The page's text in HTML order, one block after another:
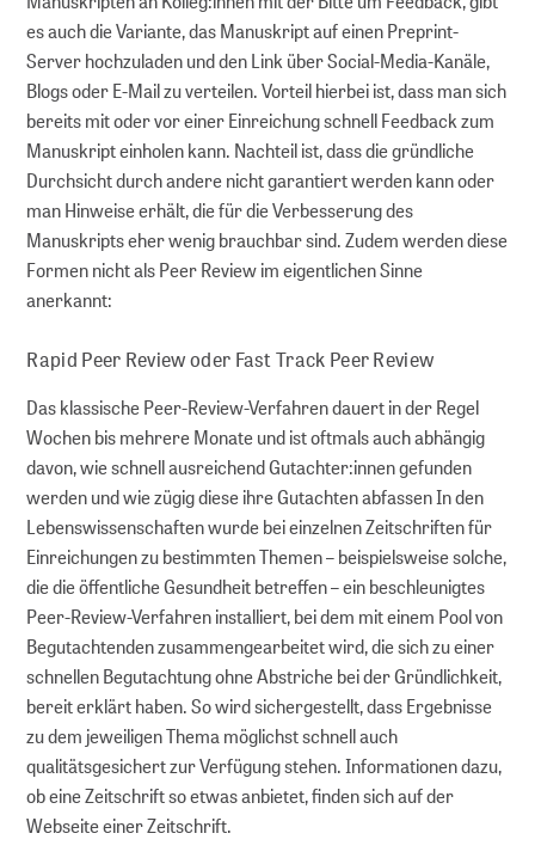
es auch die Variante, das Manuskript auf einen Preprint-
Server hochzuladen und den Link über Social-Media-Kanäle,
Blogs oder E-Mail zu verteilen. Vorteil hierbei ist, dass man sich
bereits mit oder vor einer Einreichung schnell Feedback zum
Manuskript einholen kann. Nachteil ist, dass die gründliche
Durchsicht durch andere nicht garantiert werden kann oder
man Hinweise erhält, die für die Verbesserung des
Manuskripts eher wenig brauchbar sind. Zudem werden diese
Formen nicht als Peer Review im eigentlichen Sinne
anerkannt:
Rapid Peer Review oder Fast Track Peer Review
Das klassische Peer-Review-Verfahren dauert in der Regel
Wochen bis mehrere Monate und ist oftmals auch abhängig
davon, wie schnell ausreichend Gutachter:innen gefunden
werden und wie zügig diese ihre Gutachten abfassen In den
Lebens­wissen­schaften wurde bei einzelnen Zeitschriften für
Einreichungen zu bestimmten Themen – beispielsweise solche,
die die öffentliche Gesundheit betreffen – ein beschleunigtes
Peer-Review-Verfahren installiert, bei dem mit einem Pool von
Begutachtenden zusammengearbeitet wird, die sich zu einer
schnellen Begutachtung ohne Abstriche bei der Gründlichkeit,
bereit erklärt haben. So wird sichergestellt, dass Ergebnisse
zu dem jeweiligen Thema möglichst schnell auch
qualitätsgesichert zur Verfügung stehen. Informationen dazu,
ob eine Zeitschrift so etwas anbietet, finden sich auf der
Webseite einer Zeitschrift.